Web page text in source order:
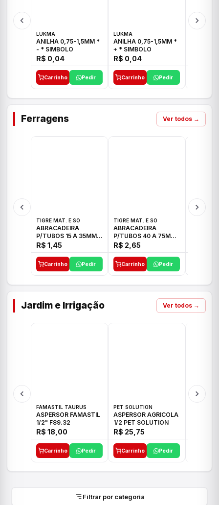
LUKMA
ANILHA 0,75-1,5MM *
- * SIMBOLO
R$ 0,04
Carrinho Pedir
LUKMA
ANILHA 0,75-1,5MM *
+ * SIMBOLO
R$ 0,04
Carrinho Pedir
Ferragens Ver todos →
TIGRE MAT. E SO
ABRACADEIRA
P/TUBOS 15 A 35MM
TIGRE
R$ 1,45
Carrinho Pedir
TIGRE MAT. E SO
ABRACADEIRA
P/TUBOS 40 A 75MM
TIGRE
R$ 2,65
Carrinho Pedir
Jardim e Irrigação Ver todos →
FAMASTIL TAURUS
ASPERSOR FAMASTIL
1/2" F89.32
R$ 18,00
Carrinho Pedir
PET SOLUTION
ASPERSOR AGRICOLA
1/2 PET SOLUTION
R$ 25,75
Carrinho Pedir
Filtrar por categoria